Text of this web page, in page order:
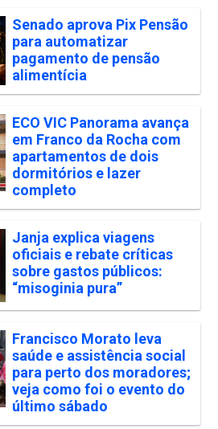
Senado aprova Pix Pensão
para automatizar
pagamento de pensão
alimentícia
ECO VIC Panorama avança
em Franco da Rocha com
apartamentos de dois
dormitórios e lazer
completo
Janja explica viagens
oficiais e rebate críticas
sobre gastos públicos:
“misoginia pura”
Francisco Morato leva
saúde e assistência social
para perto dos moradores;
veja como foi o evento do
último sábado